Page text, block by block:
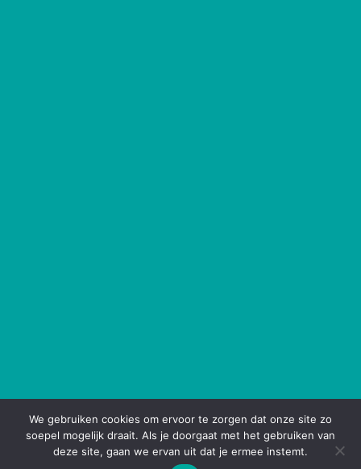
We gebruiken cookies om ervoor te zorgen dat onze site zo
soepel mogelijk draait. Als je doorgaat met het gebruiken van
deze site, gaan we ervan uit dat je ermee instemt.